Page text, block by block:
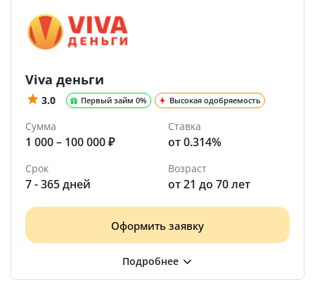
Viva деньги
3.0 Первый займ 0% Высокая одобряемость
Сумма
1 000 – 100 000 ₽
Ставка
от 0.314%
Срок
7 - 365 дней
Возраст
от 21 до 70 лет
Оформить заявку